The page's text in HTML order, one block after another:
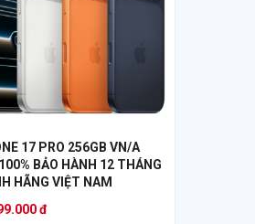
17 PRO 256GB VN/A
BẢO HÀNH 12 THÁNG
HÃNG VIỆT NAM
đ